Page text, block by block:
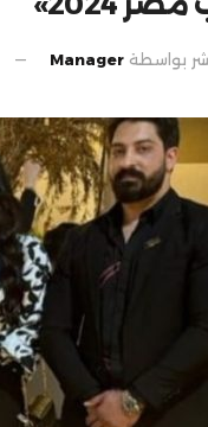
بواسطة Manager